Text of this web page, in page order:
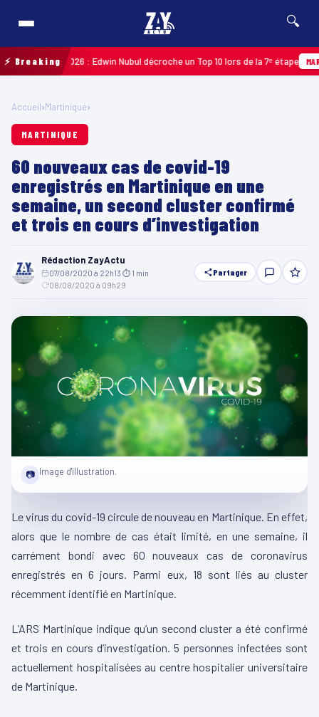
🔍
⚡ Breaking2026 : Edwin Nubul décroche un Top 10 lors de la 7ᵉ étape
Accueil›Martinique›
MARTINIQUE
60 nouveaux cas de covid-19
enregistrés en Martinique en une
semaine, un second cluster confirmé
et trois en cours d’investigation
Rédaction ZayActu
07/08/2020 à 22h13 ⏱ 1 min
08/08/2020 à 09h29
Partager
📷 Image d'illustration.
Le virus du covid-19 circule de nouveau en Martinique. En effet,
alors que le nombre de cas était limité, en une semaine, il
carrément bondi avec 60 nouveaux cas de coronavirus
enregistrés en 6 jours. Parmi eux, 18 sont liés au cluster
récemment identifié en Martinique.
L’ARS Martinique indique qu’un second cluster a été confirmé
et trois en cours d’investigation. 5 personnes infectées sont
actuellement hospitalisées au centre hospitalier universitaire
de Martinique.